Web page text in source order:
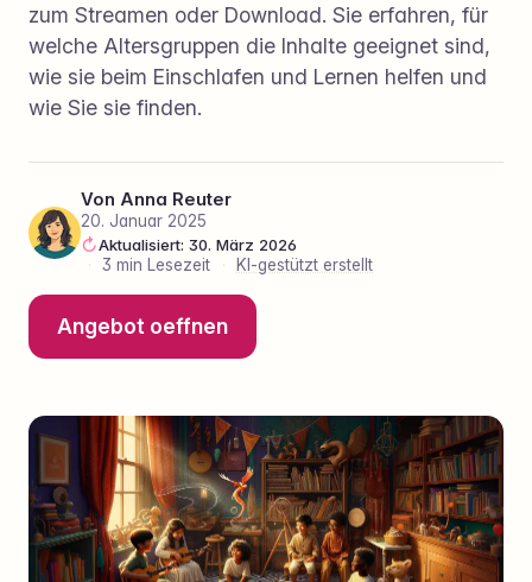
zum Streamen oder Download. Sie erfahren, für
welche Altersgruppen die Inhalte geeignet sind,
wie sie beim Einschlafen und Lernen helfen und
wie Sie sie finden.
Von Anna Reuter
20. Januar 2025
Aktualisiert: 30. März 2026
·
3 min Lesezeit · KI-gestützt erstellt
Angebot oeffnen